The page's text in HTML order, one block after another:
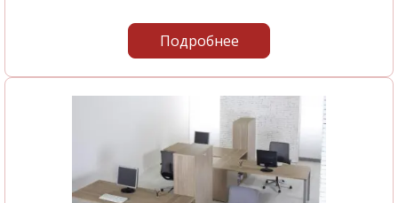
Подробнее